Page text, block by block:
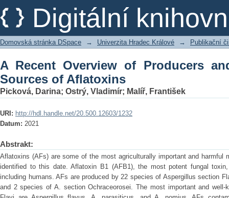
Digitální
A Recent Overview of Producers and
Domovská stránka DSpace → Univerzita Hradec Králové → Publikační
A Recent Overview of Producers
Sources of Aflatoxins
Picková, Darina; Ostrý, Vladimír; Malíř, František
URI: http://hdl.handle.net/20.500.12603/1232
Datum: 2021
Abstrakt:
Aflatoxins (AFs) are some of the most agriculturally important and harmful
identified to this date. Aflatoxin B1 (AFB1), the most potent fungal
including humans. AFs are produced by 22 species of Aspergillus section
and 2 species of A. section Ochraceorosei. The most important and well-